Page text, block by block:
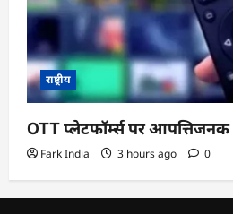
राष्ट्रीय
OTT प्लेटफॉर्म्स पर
Fark India 3 hours ago 0